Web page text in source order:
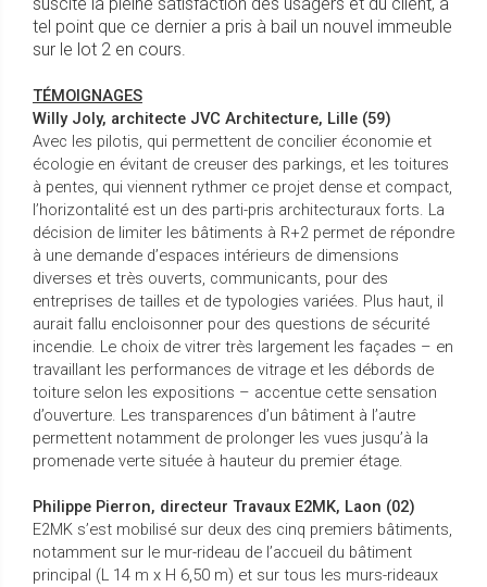
suscite la pleine satisfaction des usagers et du client, à
tel point que ce dernier a pris à bail un nouvel immeuble
sur le lot 2 en cours.
TÉMOIGNAGES
Willy Joly, architecte JVC Architecture, Lille (59)
Avec les pilotis, qui permettent de concilier économie et
écologie en évitant de creuser des parkings, et les toitures
à pentes, qui viennent rythmer ce projet dense et compact,
l’horizontalité est un des parti-pris architecturaux forts. La
décision de limiter les bâtiments à R+2 permet de répondre
à une demande d’espaces intérieurs de dimensions
diverses et très ouverts, communicants, pour des
entreprises de tailles et de typologies variées. Plus haut, il
aurait fallu encloisonner pour des questions de sécurité
incendie. Le choix de vitrer très largement les façades – en
travaillant les performances de vitrage et les débords de
toiture selon les expositions – accentue cette sensation
d’ouverture. Les transparences d’un bâtiment à l’autre
permettent notamment de prolonger les vues jusqu’à la
promenade verte située à hauteur du premier étage.
Philippe Pierron, directeur Travaux E2MK, Laon (02)
E2MK s’est mobilisé sur deux des cinq premiers bâtiments,
notamment sur le mur-rideau de l’accueil du bâtiment
principal (L 14 m x H 6,50 m) et sur tous les murs-rideaux